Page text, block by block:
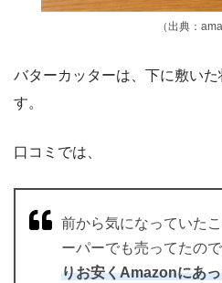
（出典：
バターカッターは、下に敷い
す。
口コミでは、
前から気になっていた
ーパーでも売ってたの
りお安くAmazonにあ